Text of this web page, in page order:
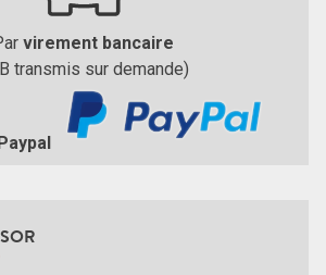
virement bancaire
transmis sur demande)